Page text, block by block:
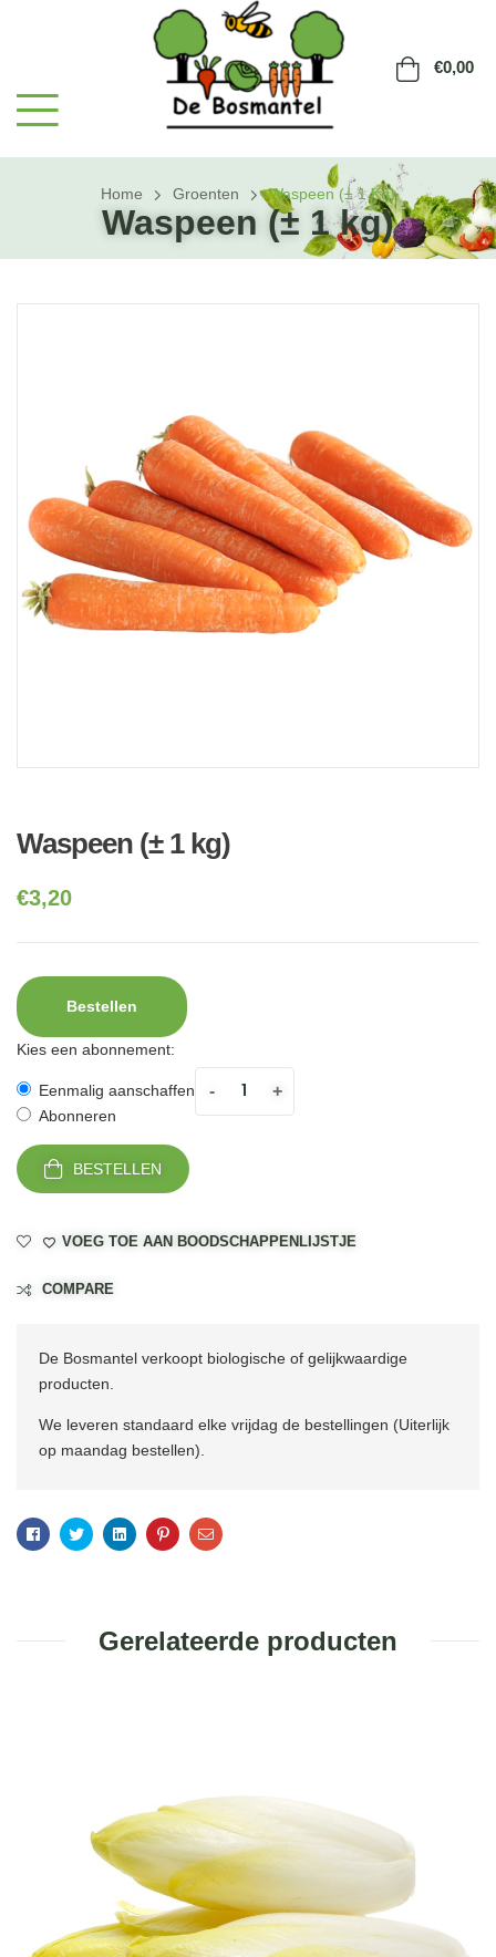
€0,00
Home Groenten Waspeen (± 1 Kg)
Waspeen (± 1 kg)
Waspeen (± 1 kg)
€3,20
Bestellen
Kies een abonnement:
Eenmalig aanschaffen
Abonneren
- +
BESTELLEN
VOEG TOE AAN BOODSCHAPPENLIJSTJE
COMPARE
De Bosmantel verkoopt biologische of gelijkwaardige
producten.
We leveren standaard elke vrijdag de bestellingen (Uiterlijk
op maandag bestellen).
Facebook
TwitterLinkedinPinterestEmail
Gerelateerde producten